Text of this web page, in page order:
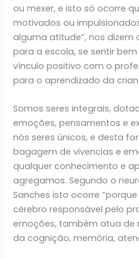
ou mexer, e isto só ocorre
motivados ou
alguma atitude”, nos dizem
para a escola, se sentir
vínculo positivo com o
para o aprendizado da
Somos seres integrais,
emoções, pensamentos e
nós seres únicos, e desta
bagagem de vivencias e
qualquer conhecimento e
agregamos. Segundo o
Sanches isto ocorre
cérebro responsável pelo
emoções, também atua de
da cognição, memória,